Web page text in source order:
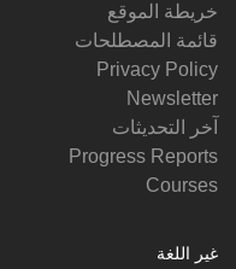
خريطة الموقع
قائمة المصطلحات
Privacy Policy
Newsletter
آخر التحديثات
Progress Reports
Courses
غير اللغة